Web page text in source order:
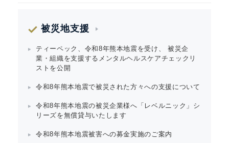
被災地支援
ティーペック、令和8年熊本地震を受け、 被災企
業・組織を支援するメンタルヘルスケアチェックリ
ストを公開
令和8年熊本地震で被災された方々への支援について
令和8年熊本地震の被災企業様へ「レベルニック」シ
リーズを無償貸与いたします
令和8年熊本地震被害への募金実施のご案内